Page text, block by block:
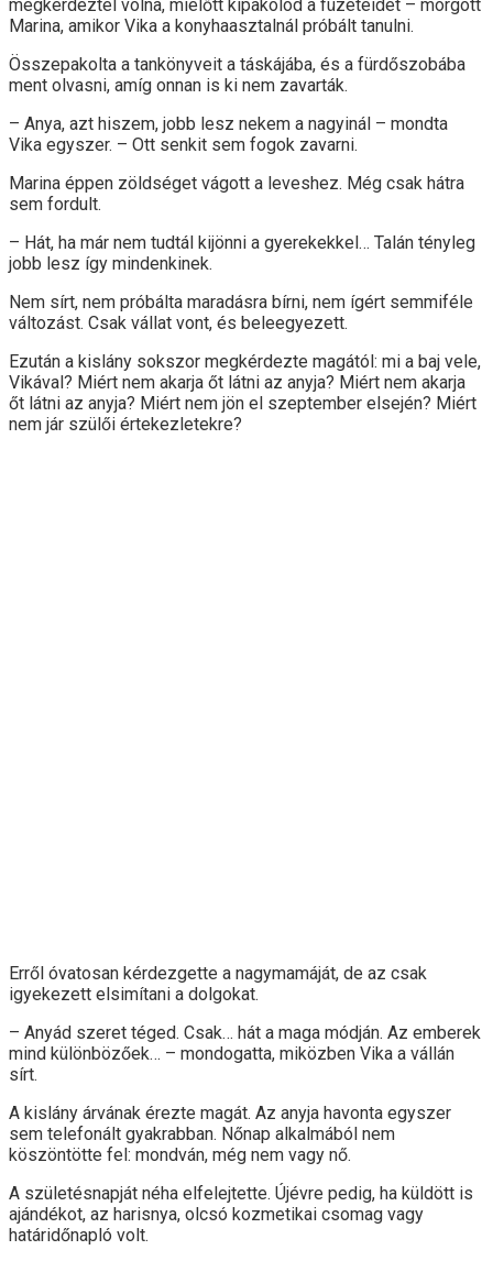
megkérdeztél volna, mielőtt kipakolod a füzeteidet – morgott
Marina, amikor Vika a konyhaasztalnál próbált tanulni.
Összepakolta a tankönyveit a táskájába, és a fürdőszobába
ment olvasni, amíg onnan is ki nem zavarták.
– Anya, azt hiszem, jobb lesz nekem a nagyinál – mondta
Vika egyszer. – Ott senkit sem fogok zavarni.
Marina éppen zöldséget vágott a leveshez. Még csak hátra
sem fordult.
– Hát, ha már nem tudtál kijönni a gyerekekkel… Talán tényleg
jobb lesz így mindenkinek.
Nem sírt, nem próbálta maradásra bírni, nem ígért semmiféle
változást. Csak vállat vont, és beleegyezett.
Ezután a kislány sokszor megkérdezte magától: mi a baj vele,
Vikával? Miért nem akarja őt látni az anyja? Miért nem akarja
őt látni az anyja? Miért nem jön el szeptember elsején? Miért
nem jár szülői értekezletekre?
Erről óvatosan kérdezgette a nagymamáját, de az csak
igyekezett elsimítani a dolgokat.
– Anyád szeret téged. Csak… hát a maga módján. Az emberek
mind különbözőek… – mondogatta, miközben Vika a vállán
sírt.
A kislány árvának érezte magát. Az anyja havonta egyszer
sem telefonált gyakrabban. Nőnap alkalmából nem
köszöntötte fel: mondván, még nem vagy nő.
A születésnapját néha elfelejtette. Újévre pedig, ha küldött is
ajándékot, az harisnya, olcsó kozmetikai csomag vagy
határidőnapló volt.